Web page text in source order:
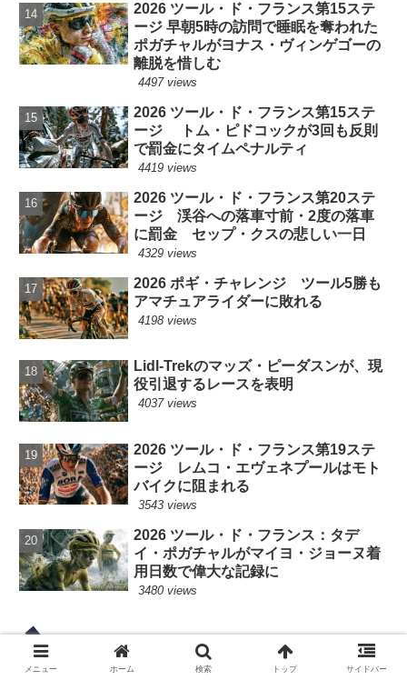
2026 ツール・ド・フランス第15ステ
ージ 早朝5時の訪問で睡眠を奪われた
ポガチャルがヨナス・ヴィンゲゴーの
離脱を惜しむ
4497 views
2026 ツール・ド・フランス第15ステ
ージ トム・ピドコックが3回も反則
で罰金にタイムペナルティ
4419 views
2026 ツール・ド・フランス第20ステ
ージ 渓谷への落車寸前・2度の落車
に罰金 セップ・クスの悲しい一日
4329 views
2026 ポギ・チャレンジ ツール5勝も
アマチュアライダーに敗れる
4198 views
Lidl-Trekのマッズ・ピーダスンが、現
役引退するレースを表明
4037 views
2026 ツール・ド・フランス第19ステ
ージ レムコ・エヴェネプールはモト
バイクに阻まれる
3543 views
2026 ツール・ド・フランス：タデ
イ・ポガチャルがマイヨ・ジョーヌ着
用日数で偉大な記録に
3480 views
タグ
メニュー ホーム 検索 トップ サイドバー